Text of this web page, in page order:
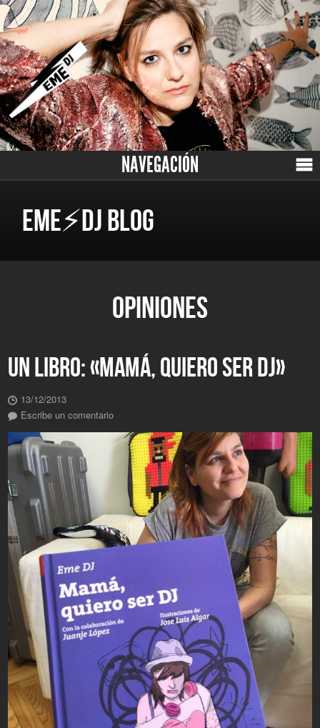
NAVEGACIÓN
EME⚡DJ BLOG
OPINIONES
UN LIBRO: «MAMÁ, QUIERO SER DJ»
13/12/2013
Escribe un comentario